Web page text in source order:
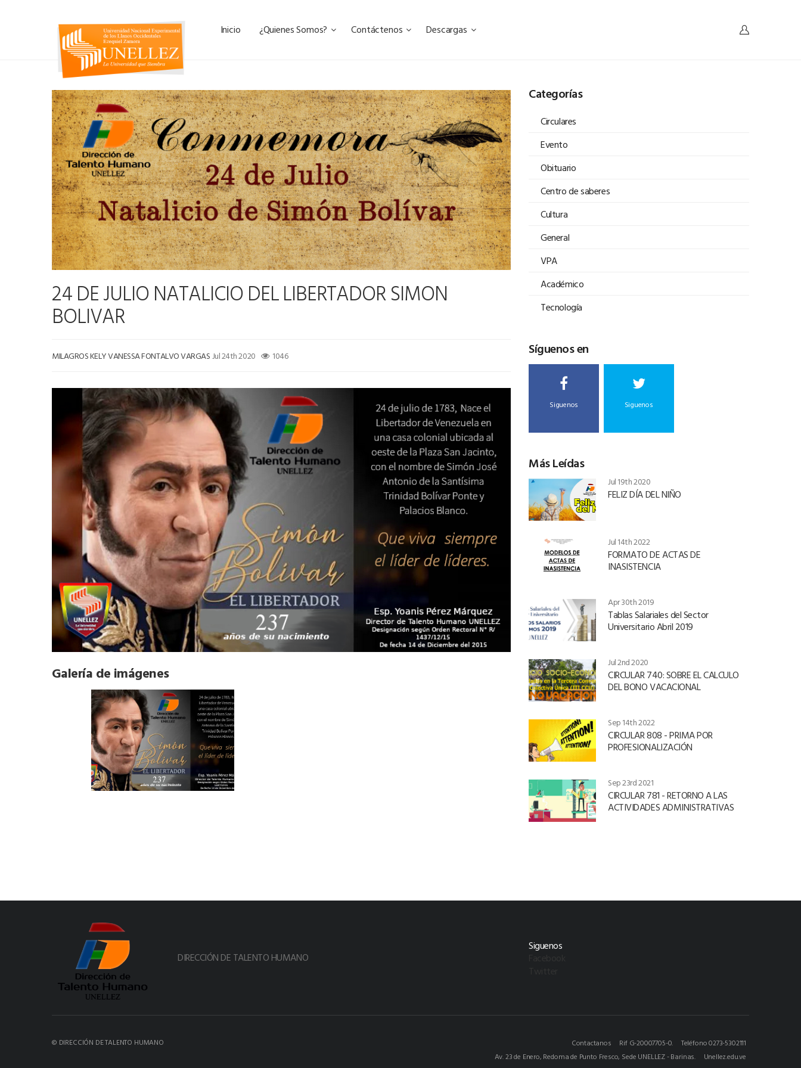
Inicio ¿Quienes Somos? Contáctenos Descargas
24 DE JULIO NATALICIO DEL LIBERTADOR SIMON
BOLIVAR
MILAGROS KELY VANESSA FONTALVO VARGASJul 24th 2020 1046
Galería de imágenes
Categorías
Circulares
Evento
Obituario
Centro de saberes
Cultura
General
VPA
Académico
Tecnología
Síguenos en
Siguenos Siguenos
Más Leídas
Jul 19th 2020
FELIZ DÍA DEL NIÑO
Jul 14th 2022
FORMATO DE ACTAS DE
INASISTENCIA
Apr 30th 2019
Tablas Salariales del Sector
Universitario Abril 2019
Jul 2nd 2020
CIRCULAR 740: SOBRE EL CALCULO
DEL BONO VACACIONAL
Sep 14th 2022
CIRCULAR 808 - PRIMA POR
PROFESIONALIZACIÓN
Sep 23rd 2021
CIRCULAR 781 - RETORNO A LAS
ACTIVIDADES ADMINISTRATIVAS
DIRECCIÓN DE TALENTO HUMANO
Siguenos
© DIRECCIÓN DE TALENTO HUMANO Contactanos Rif G-20007705-0.
Teléfono 0273-5302111
Av. 23 de Enero, Redoma de Punto Fresco, Sede UNELLEZ - Barinas.
Unellez.edu.ve